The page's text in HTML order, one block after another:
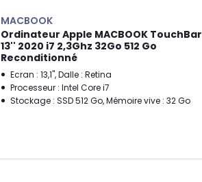
MACBOOK
Ordinateur Apple MACBOOK TouchBar
13'' 2020 i7 2,3Ghz 32Go 512 Go
Reconditionné
Ecran : 13,1", Dalle : Retina
Processeur : Intel Core i7
Stockage : SSD 512 Go, Mémoire vive : 32 Go